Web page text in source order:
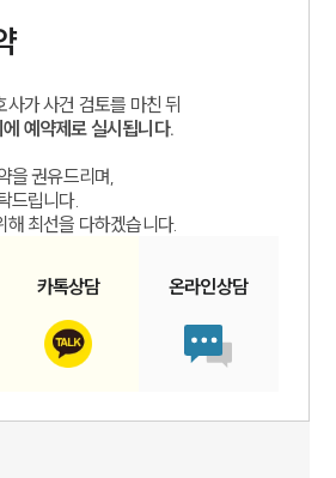
가 사건 검토를 마친 뒤
예약제로 실시됩니다.
을 권유드리며,
드립니다.
해 최선을 다하겠습니다.
카톡상담 온라인상담